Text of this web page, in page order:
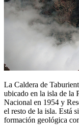
La Caldera de
ubicado en la isla de la
Nacional en 1954 y
el resto de la isla. Está
formación geológica